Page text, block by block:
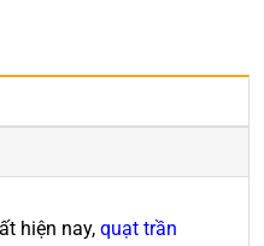
hiện nay, quạt trần